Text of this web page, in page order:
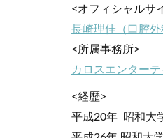
<オフィシャルサ
長崎理佳（口腔
<所属事務所>
カロスエンターテ
<経歴>
平成20年 昭和大